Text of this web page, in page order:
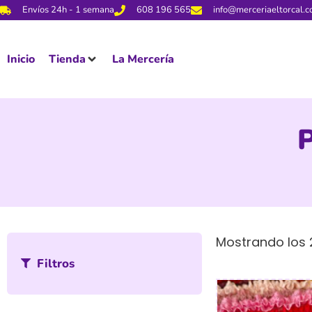
Envíos 24h - 1 semana 608 196 565
Inicio Tienda La Mercería
Filtros
Mostrando los